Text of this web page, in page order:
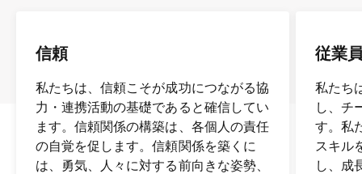
信頼
私たちは、信頼こそが成功につながる協
力・連携活動の基礎であると確信してい
ます。信頼関係の構築は、各個人の責任
の自覚を促します。信頼関係を築くに
は、勇気、人々に対する前向きな姿勢、
従業
私たち
し、チ
す。私
スキル
し、成